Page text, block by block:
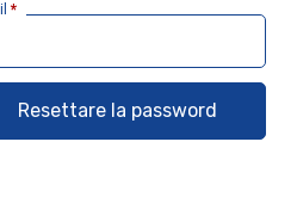
*
Resettare la password